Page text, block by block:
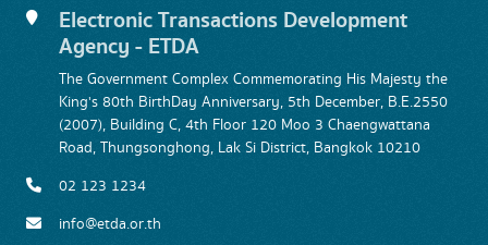
Electronic Transactions Development
Agency - ETDA
The Government Complex Commemorating His Majesty the
King's 80th BirthDay Anniversary, 5th December, B.E.2550
(2007), Building C, 4th Floor 120 Moo 3 Chaengwattana
Road, Thungsonghong, Lak Si District, Bangkok 10210
02 123 1234
info@etda.or.th